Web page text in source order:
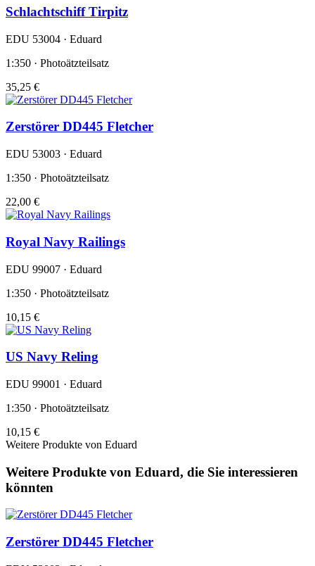
Schlachtschiff Tirpitz
EDU 53004 · Eduard
1:350 · Photoätzteilsatz
35,25 €
Zerstörer DD445 Fletcher
EDU 53003 · Eduard
1:350 · Photoätzteilsatz
22,00 €
Royal Navy Railings
EDU 99007 · Eduard
1:350 · Photoätzteilsatz
10,15 €
US Navy Reling
EDU 99001 · Eduard
1:350 · Photoätzteilsatz
10,15 €
Weitere Produkte von Eduard
Weitere Produkte von Eduard, die Sie interessieren
könnten
Zerstörer DD445 Fletcher